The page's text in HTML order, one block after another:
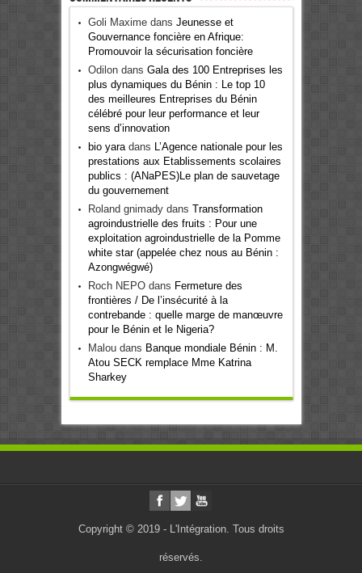
Goli Maximedans Jeunesse et
Gouvernance foncière en Afrique:
Promouvoir la sécurisation foncière
Odilondans Gala des 100 Entreprises les
plus dynamiques du Bénin : Le top 10
des meilleures Entreprises du Bénin
célébré pour leur performance et leur
sens d’innovation
bio yaradans L’Agence nationale pour les
prestations aux Etablissements scolaires
publics : (ANaPES)Le plan de sauvetage
du gouvernement
Roland gnimadydans Transformation
agroindustrielle des fruits : Pour une
exploitation agroindustrielle de la Pomme
white star (appelée chez nous au Bénin :
Azongwégwé)
Roch NEPOdans Fermeture des
frontières / De l’insécurité à la
contrebande : quelle marge de manœuvre
pour le Bénin et le Nigeria?
Maloudans Banque mondiale Bénin : M.
Atou SECK remplace Mme Katrina
Sharkey
Copyright © 2019 - L'Intégration. Tous droits
réservés.